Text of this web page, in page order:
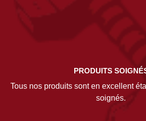
PRODUITS
Tous nos produits sont en excellent
soignés.